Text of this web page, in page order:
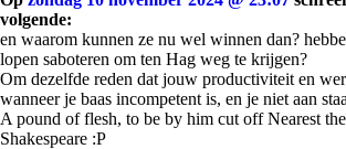
volgende:
en waarom kunnen ze nu wel winnen dan?
lopen saboteren om ten Hag weg te krijgen?
Om dezelfde reden dat jouw productiviteit en
wanneer je baas incompetent is, en je niet aan
A pound of flesh, to be by him cut off Nearest
Shakespeare :P